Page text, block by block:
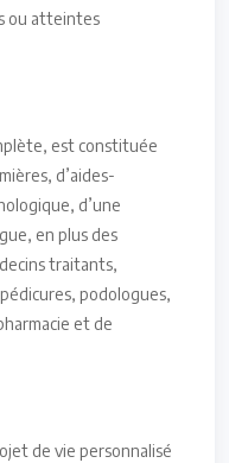
ou atteintes
est constituée
d’aides-
d’une
en plus des
traitants,
podologues,
et de
de vie personnalisé